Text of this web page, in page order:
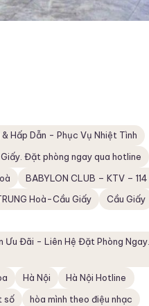
Hấp Dẫn - Phục Vụ Nhiệt Tình
Đặt phòng ngay qua hotline
BABYLON CLUB – KTV –
Hoà-Cầu Giấy
Cầu Giấy
Đãi - Liên Hệ Đặt Phòng
Hà Nội
Hà Nội Hotline
số
hòa mình theo điệu nhạc